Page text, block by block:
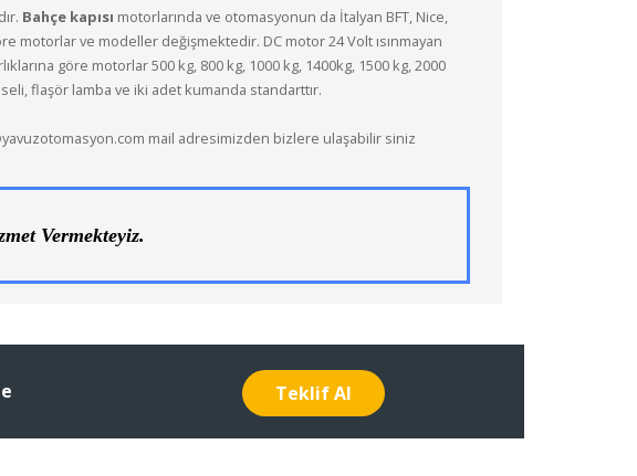
Bahçe kapısı motorlarında ve otomasyonun da İtalyan BFT, Nice,
motorlar ve modeller değişmektedir. DC motor 24 Volt ısınmayan
göre motorlar 500 kg, 800 kg, 1000 kg, 1400kg, 1500 kg, 2000
flaşör lamba ve iki adet kumanda standarttır.
mail adresimizden bizlere ulaşabilir siniz
Vermekteyiz.
Teklif Al